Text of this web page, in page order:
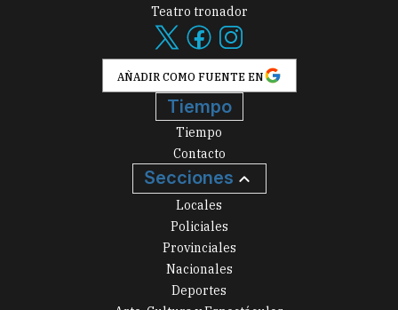
Teatro tronador
AÑADIR COMO FUENTE EN
Tiempo
Tiempo
Contacto
Secciones
Locales
Policiales
Provinciales
Nacionales
Deportes